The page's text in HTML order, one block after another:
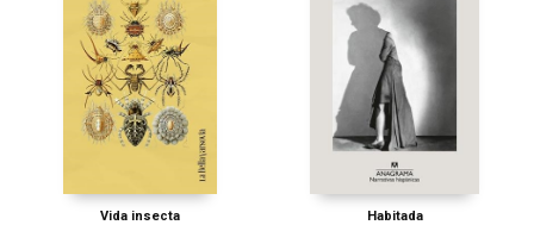
Vida insecta
Habitada